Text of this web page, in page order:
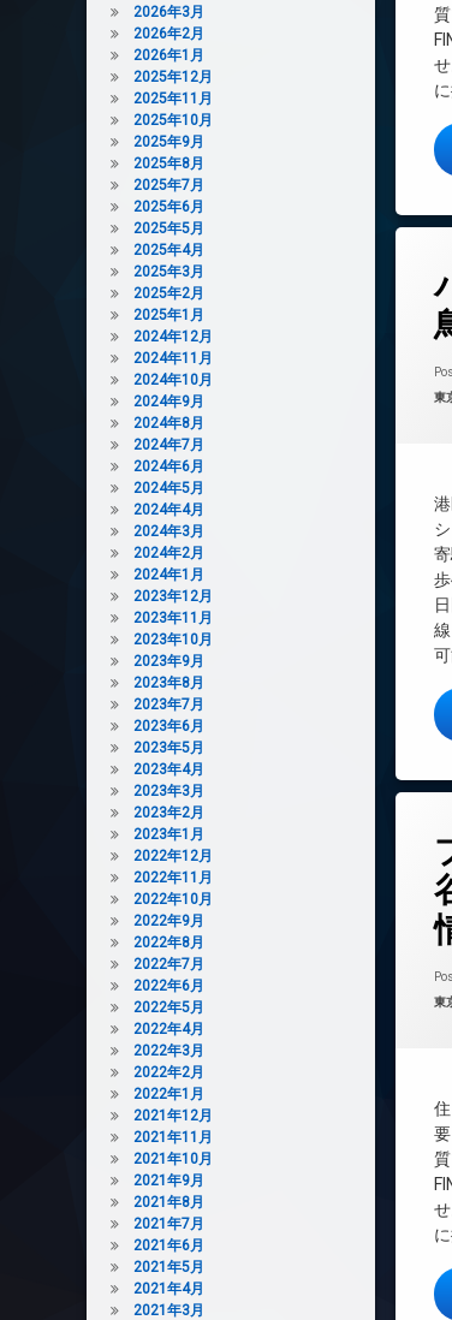
デザ
バイ
ペッ
ラウ
内廊下
宅配
楽器
駐車場
駐輪
カ
東
24
CATV
エレ
オー
コ
デザ
ラウ
内廊
宅配
敷
防犯
駐輪
カ
東
24
CATV
オー
デザ
バイ
ラウ
宅配
敷地
防犯
2026年3月
2026年2月
2026年1月
2025年12月
2025年11月
2025年10月
2025年9月
2025年8月
2025年7月
2025年6月
2025年5月
2025年4月
2025年3月
2025年2月
2025年1月
2024年12月
2024年11月
2024年10月
2024年9月
2024年8月
2024年7月
2024年6月
2024年5月
2024年4月
2024年3月
2024年2月
2024年1月
2023年12月
2023年11月
2023年10月
2023年9月
2023年8月
2023年7月
2023年6月
2023年5月
2023年4月
2023年3月
2023年2月
2023年1月
2022年12月
2022年11月
2022年10月
2022年9月
2022年8月
2022年7月
2022年6月
2022年5月
2022年4月
2022年3月
2022年2月
2022年1月
2021年12月
2021年11月
2021年10月
2021年9月
2021年8月
2021年7月
2021年6月
2021年5月
2021年4月
2021年3月